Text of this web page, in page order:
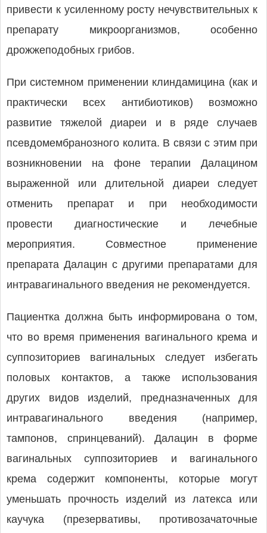
привести к усиленному росту нечувствительных к
препарату микроорганизмов, особенно
дрожжеподобных грибов.
При системном применении клиндамицина (как и
практически всех антибиотиков) возможно
развитие тяжелой диареи и в ряде случаев
псевдомембранозного колита. В связи с этим при
возникновении на фоне терапии Далацином
выраженной или длительной диареи следует
отменить препарат и при необходимости
провести диагностические и лечебные
мероприятия. Совместное применение
препарата Далацин с другими препаратами для
интравагинального введения не рекомендуется.
Пациентка должна быть информирована о том,
что во время применения вагинального крема и
суппозиториев вагинальных следует избегать
половых контактов, а также использования
других видов изделий, предназначенных для
интравагинального введения (например,
тампонов, спринцеваний). Далацин в форме
вагинальных суппозиториев и вагинального
крема содержит компоненты, которые могут
уменьшать прочность изделий из латекса или
каучука (презервативы, противозачаточные